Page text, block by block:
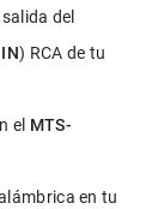
del
) RCA de tu
el MTS-
en tu